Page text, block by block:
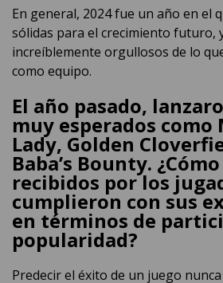
En general, 2024 fue un año en el
sólidas para el crecimiento futuro,
increíblemente orgullosos de lo
como equipo.
El año pasado,
muy esperados como
Lady, Golden
Baba’s Bounty.
recibidos por los
cumplieron con sus
en términos de
popularidad?
Predecir el éxito de un juego